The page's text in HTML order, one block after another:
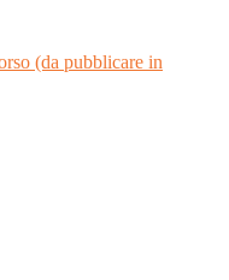
(da pubblicare in